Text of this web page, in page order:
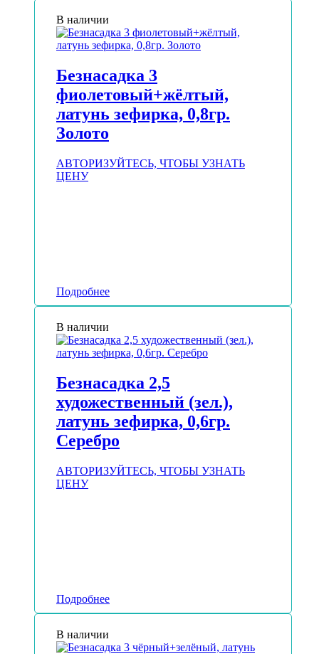
В наличии
Безнасадка 3
фиолетовый+жёлтый,
латунь зефирка, 0,8гр.
Золото
АВТОРИЗУЙТЕСЬ, ЧТОБЫ УЗНАТЬ
ЦЕНУ
Подробнее
В наличии
Безнасадка 2,5
художественный (зел.),
латунь зефирка, 0,6гр.
Серебро
АВТОРИЗУЙТЕСЬ, ЧТОБЫ УЗНАТЬ
ЦЕНУ
Подробнее
В наличии